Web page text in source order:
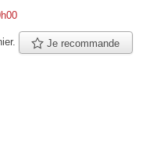
Je recommande